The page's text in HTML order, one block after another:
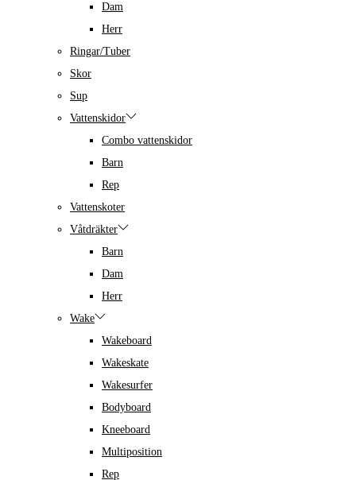
Dam
Herr
Ringar/Tuber
Skor
Sup
Vattenskidor
Combo vattenskidor
Barn
Rep
Vattenskoter
Våtdräkter
Barn
Dam
Herr
Wake
Wakeboard
Wakeskate
Wakesurfer
Bodyboard
Kneeboard
Multiposition
Rep